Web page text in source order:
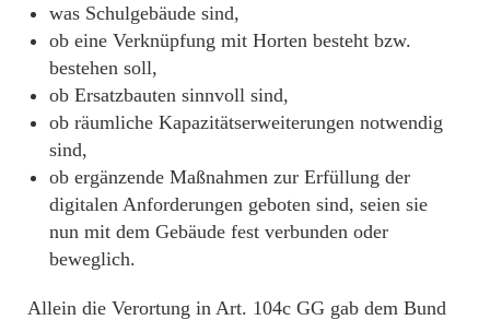
was Schulgebäude sind,
ob eine Verknüpfung mit Horten besteht bzw.
bestehen soll,
ob Ersatzbauten sinnvoll sind,
ob räumliche Kapazitätserweiterungen notwendig
sind,
ob ergänzende Maßnahmen zur Erfüllung der
digitalen Anforderungen geboten sind, seien sie
nun mit dem Gebäude fest verbunden oder
beweglich.
Allein die Verortung in Art. 104c GG gab dem Bund